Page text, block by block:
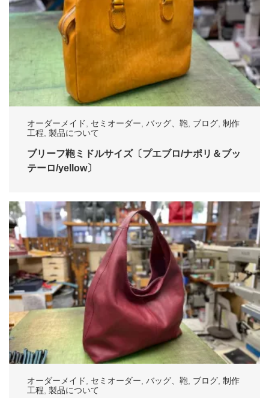
オーダーメイド セミオーダー バッグ、鞄 ブログ 制作
工程 製品について
ブリーフ鞄ミドルサイズ〔プエブロ/ナポリ＆ブッ
テーロ/yellow〕
オーダーメイド セミオーダー バッグ、鞄 ブログ 制作
工程 製品について